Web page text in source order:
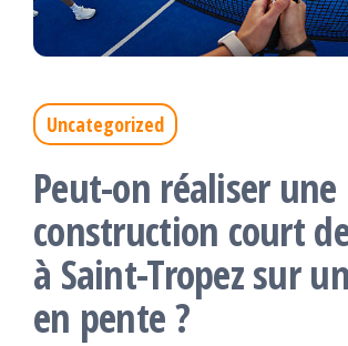
Uncategorized
Peut-on réaliser une
construction court
à Saint-Tropez sur
en pente ?